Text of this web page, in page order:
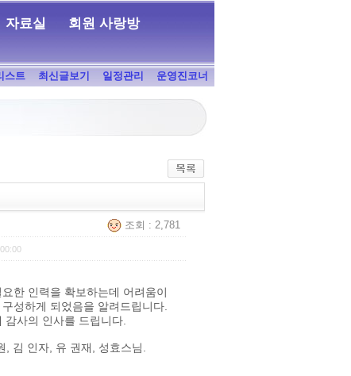
자료실 회원 사랑방
스트 최신글보기 일정관리 운영진코너
조회 : 2,781
한 인력을 확보하는데 어려움이
성하게 되었음을 알려드립니다.
감사의 인사를 드립니다.
, 김 인자, 유 권재, 성효스님.